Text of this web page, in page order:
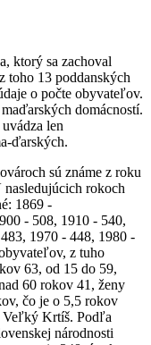
ktorý sa zachoval
toho 13 poddanských
o počte obyvateľov.
domácností.
len
ďarských.
sú známe z roku
rokoch
1869 -
- 508, 1910 - 540,
1970 - 448, 1980 -
z tuho
63, od 15 do 59,
60 rokov 41, ženy
čo je o 5,5 rokov
Veľký Krtíš. Podľa
národnosti